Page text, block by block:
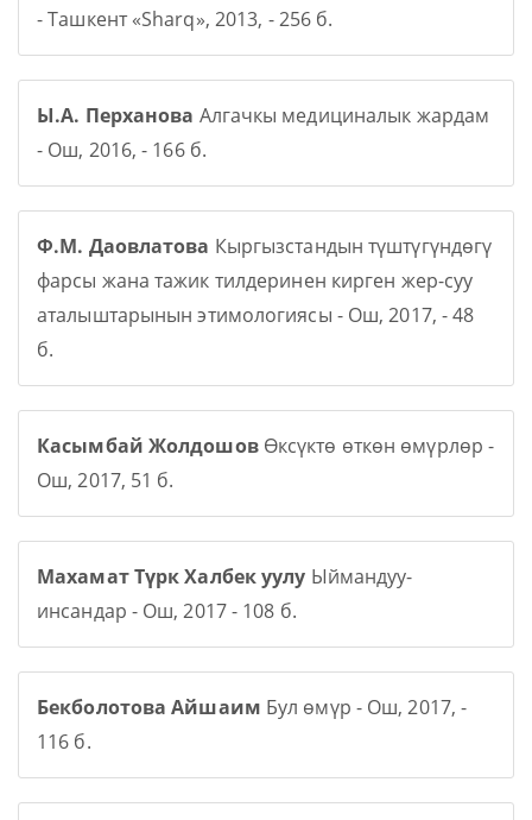
- Ташкент «Sharq», 2013, - 256 б.
Ы.А. Перханова Алгачкы медициналык жардам
- Ош, 2016, - 166 б.
Ф.М. Даовлатова Кыргызстандын түштүгүндөгү
фарсы жана тажик тилдеринен кирген жер-суу
аталыштарынын этимологиясы - Ош, 2017, - 48
б.
Касымбай Жолдошов Өксүктө өткөн өмүрлөр -
Ош, 2017, 51 б.
Махамат Түрк Халбек уулу Ыймандуу-
инсандар - Ош, 2017 - 108 б.
Бекболотова Айшаим Бул өмүр - Ош, 2017, -
116 б.